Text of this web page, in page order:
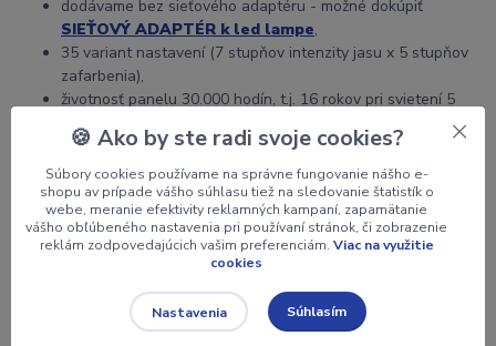
dodávame bez sieťového adaptéru - možné dokúpiť
SIEŤOVÝ ADAPTÉR k led lampe,
35 variant nastavení (7 stupňov intenzity jasu x 5 stupňov
zafarbenia),
životnosť panelu 30.000 hodín, t.j. 16 rokov pri svietení 5
hodín denne,
možnosť bezdrôtového dobíjenia mobilu,
mäkké prirodzené svetlo,
nevyžařuje UV spôsobujúce stárnutie, bolesti hlavy a očí,
neoslňuje, nepriťahuje hmyz,
dotykové intuitivne ovládanie, jednoduchý a praktický
robustný podstavec ø 19 cm = istá stabilita,
vysoká variabilita nastavení LED panelu do výšky a sklonu,
🍪 Ako by ste radi svoje cookies?
Súbory cookies používame na správne fungovanie nášho e-
shopu av prípade vášho súhlasu tiež na sledovanie štatistík o
webe, meranie efektivity reklamných kampaní, zapamätanie
vášho obľúbeného nastavenia pri používaní stránok, či zobrazenie
reklám zodpovedajúcich vašim preferenciám. Viac na využitie
cookies
Nastavenia Súhlasím